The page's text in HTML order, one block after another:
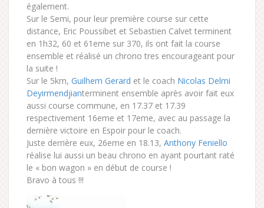
également.
Sur le Semi, pour leur première course sur cette
distance, Eric Poussibet et Sebastien Calvet terminent
en 1h32, 60 et 61eme sur 370, ils ont fait la course
ensemble et réalisé un chrono tres encourageant pour
la suite !
Sur le 5km, Guilhem Gerard et le coach Nicolas Delmi
Deyirmendjianterminent ensemble après avoir fait eux
aussi course commune, en 17.37 et 17.39
respectivement 16eme et 17eme, avec au passage la
dernière victoire en Espoir pour le coach.
Juste derrière eux, 26eme en 18.13, Anthony Feniello
réalise lui aussi un beau chrono en ayant pourtant raté
le « bon wagon » en début de course !
Bravo à tous !!!